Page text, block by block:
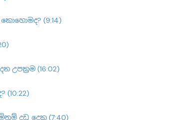
(9:14)
උපක්‍රම (16:02)
(10:22)
මිනුම් දඩු දෙක (7:40)